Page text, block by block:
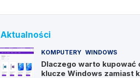
Aktualności
KOMPUTERY WINDOWS
Dlaczego warto kupować
klucze Windows zamiast